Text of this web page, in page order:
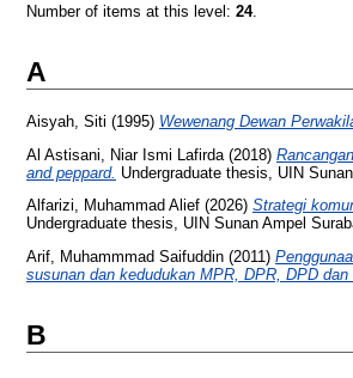
Number of items at this level: 24.
A
Aisyah, Siti (1995) Wewenang Dewan
Al Astisani, Niar Ismi Lafirda (2018)
and peppard. Undergraduate thesis, UIN
Alfarizi, Muhammad Alief (2026) Strategi
Undergraduate thesis, UIN Sunan Ampel
Arif, Muhammmad Saifuddin (2011)
susunan dan kedudukan MPR, DPR, DPD
B